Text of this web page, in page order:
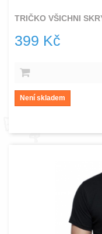
TRIČKO VŠICHNI
399 Kč
Není skladem